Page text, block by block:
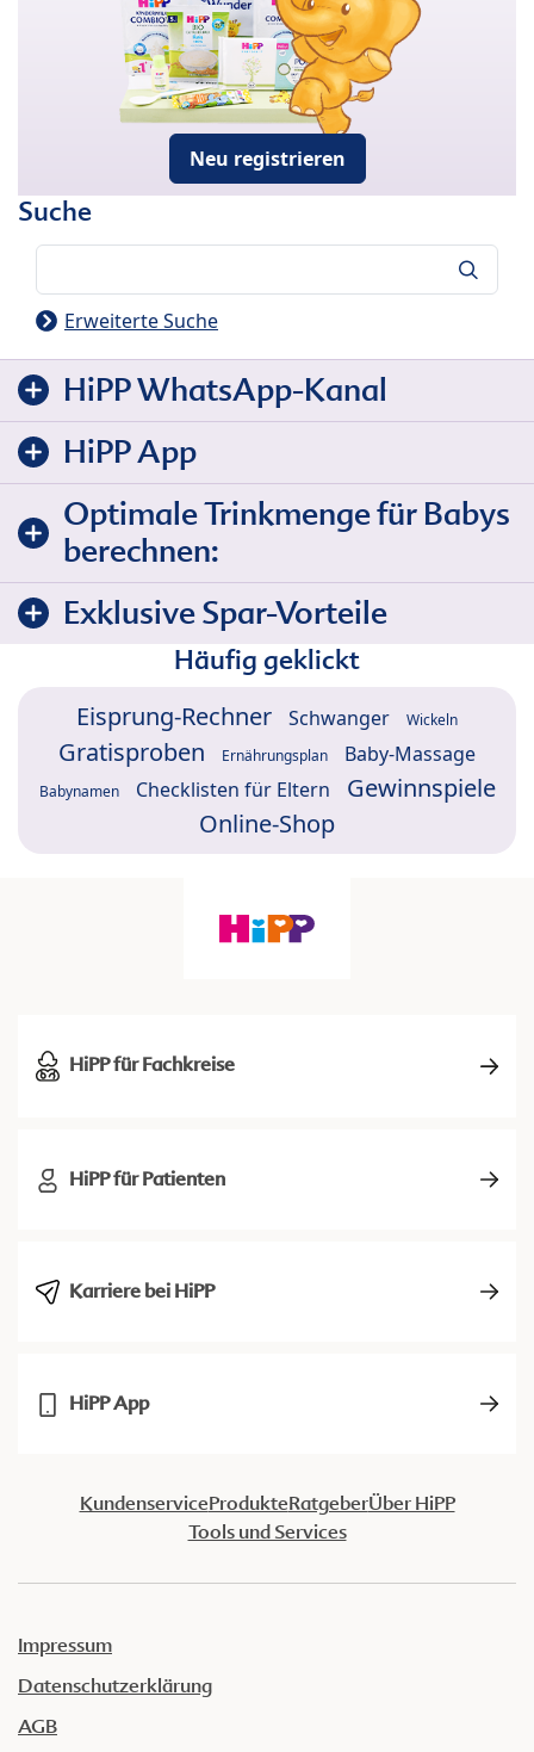
Neu registrieren
Suche
Erweiterte Suche
HiPP WhatsApp-Kanal
HiPP App
Optimale Trinkmenge für Babys
berechnen:
Exklusive Spar-Vorteile
Häufig geklickt
Eisprung-Rechner Schwanger Wickeln
Gratisproben Ernährungsplan Baby-Massage
Babynamen Checklisten für Eltern
Gewinnspiele
Online-Shop
HiPP für Fachkreise
HiPP für Patienten
Karriere bei HiPP
HiPP App
KundenserviceProdukteRatgeberÜber HiPP
Tools und Services
Impressum
Datenschutzerklärung
AGB